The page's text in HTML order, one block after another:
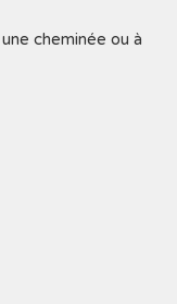
cheminée ou à